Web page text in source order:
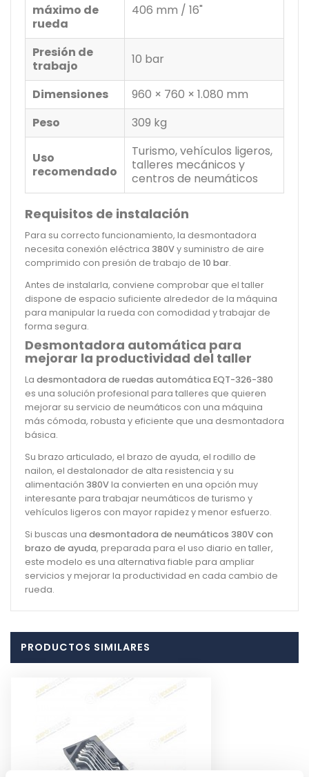
máximo de
rueda
406 mm / 16"
Presión de
trabajo
10 bar
Dimensiones
960 × 760 × 1.080 mm
Peso
309 kg
Uso
recomendado
Turismo, vehículos ligeros,
talleres mecánicos y
centros de neumáticos
Requisitos de instalación
Para su correcto funcionamiento, la desmontadora
necesita conexión eléctrica 380Vy suministro de aire
comprimido con presión de trabajo de 10 bar.
Antes de instalarla, conviene comprobar que el taller
dispone de espacio suficiente alrededor de la máquina
para manipular la rueda con comodidad y trabajar de
forma segura.
Desmontadora automática para
mejorar la productividad del taller
La desmontadora de ruedas automática EQT-326-380
es una solución profesional para talleres que quieren
mejorar su servicio de neumáticos con una máquina
más cómoda, robusta y eficiente que una desmontadora
básica.
Su brazo articulado, el brazo de ayuda, el rodillo de
nailon, el destalonador de alta resistencia y su
alimentación 380Vla convierten en una opción muy
interesante para trabajar neumáticos de turismo y
vehículos ligeros con mayor rapidez y menor esfuerzo.
Si buscas una desmontadora de neumáticos 380V con
brazo de ayuda, preparada para el uso diario en taller,
este modelo es una alternativa fiable para ampliar
servicios y mejorar la productividad en cada cambio de
rueda.
PRODUCTOS SIMILARES